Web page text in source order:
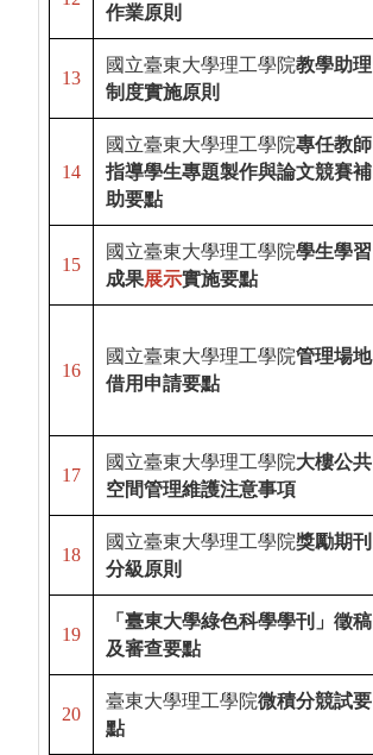
作業原則
13
國立臺東大學理工學院教學助理
制度實施原則
14
國立臺東大學理工學院專任教師
指導學生專題製作與論文競賽補
助要點
15
國立臺東大學理工學院學生學習
成果展示實施要點
16
國立臺東大學理工學院管理場地
借用申請要點
17
國立臺東大學理工學院大樓公共
空間管理維護注意事項
18
國立臺東大學理工學院獎勵期刊
分級原則
19
「臺東大學綠色科學學刊」徵稿
及審查要點
20
臺東大學理工學院微積分競試要
點